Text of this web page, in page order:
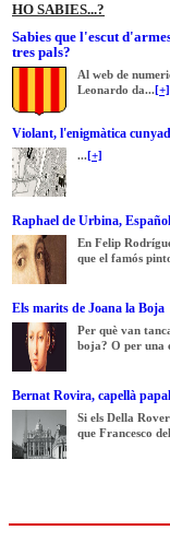
HO SABIES...?
Sabies que l'escut
tres pals?
Al web de
Leonardo da...[+]
Violant, l'enigmàtica
...[+]
Raphael de Urbina, Español
En Felip
que el famós
Els marits de Joana la Boja
Per què van
boja? O per una
Bernat Rovira, capellà
Si els Della
que Francesco